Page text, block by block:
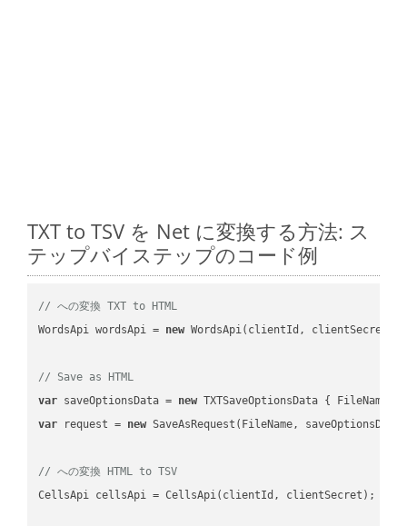
TXT to TSV を Net に変換する方法: ス
テップバイステップのコード例
// への変換 TXT to HTML
WordsApi wordsApi = new WordsApi(clientId, clientSecret);
// Save as HTML
var saveOptionsData = new TXTSaveOptionsData { FileName =
var request = new SaveAsRequest(FileName,
// への変換 HTML to TSV
CellsApi cellsApi = CellsApi(clientId, clientSecret);